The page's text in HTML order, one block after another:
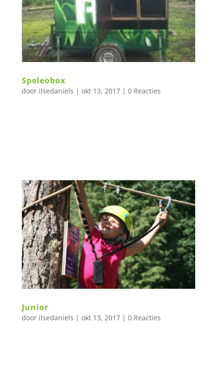
Speleobox
door ilsedaniels | okt 13, 2017| 0 Reacties
Junior
door ilsedaniels | okt 13, 2017| 0 Reacties